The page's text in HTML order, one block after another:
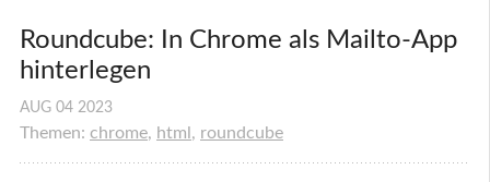
Roundcube: In Chrome als Mailto-App
hinterlegen
AUG 04 2023
Themen: chrome, html , roundcube